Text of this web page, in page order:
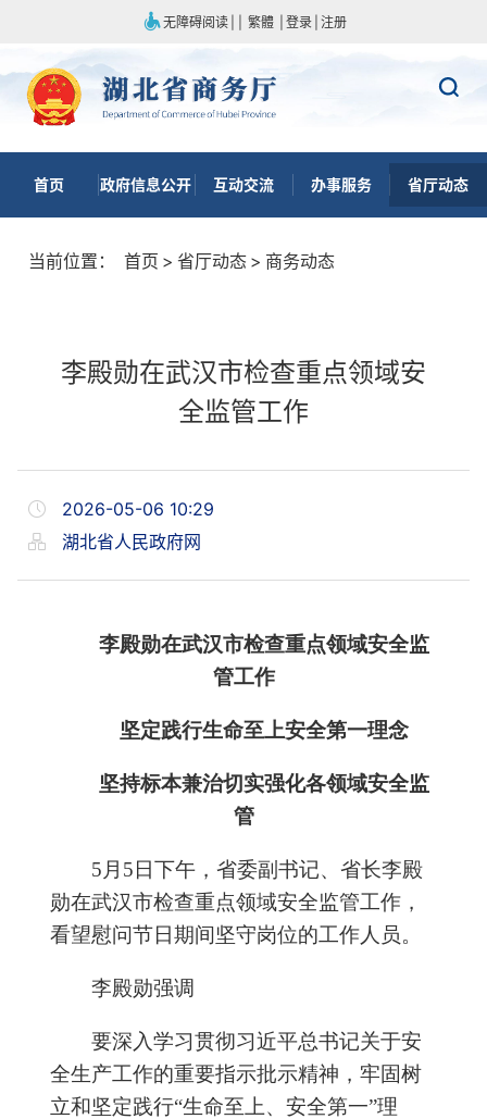
无障碍阅读 繁體 登录 注册
首页 政府信息公开 互动交流 办事服务 省厅动态
当前位置： 首页 > 省厅动态 > 商务动态
李殿勋在武汉市检查重点领域安
全监管工作
2026-05-06 10:29
湖北省人民政府网
李殿勋在武汉市检查重点领域安全监
管工作
坚定践行生命至上安全第一理念
坚持标本兼治切实强化各领域安全监
管
5月5日下午，省委副书记、省长李殿
勋在武汉市检查重点领域安全监管工作，
看望慰问节日期间坚守岗位的工作人员。
李殿勋强调
要深入学习贯彻习近平总书记关于安
全生产工作的重要指示批示精神，牢固树
立和坚定践行“生命至上、安全第一”理